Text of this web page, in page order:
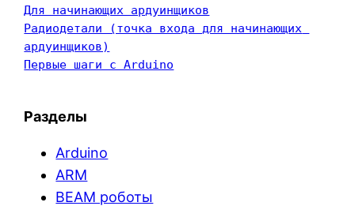
Для начинающих ардуинщиков
Радиодетали (точка входа для начинающих
ардуинщиков)
Первые шаги с Arduino
Разделы
Arduino
ARM
BEAM роботы